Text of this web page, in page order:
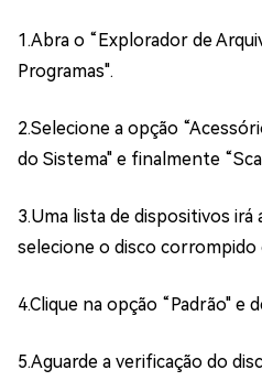
1.Abra o “Explorador de
Programas".
2.Selecione a opção
do Sistema" e finalmente
3.Uma lista de dispositivos irá
selecione o disco corrompido
4.Clique na opção “Padrão" e
5.Aguarde a verificação do